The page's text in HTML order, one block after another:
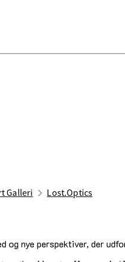
Galleri Lost.Optics
nye perspektiver, der